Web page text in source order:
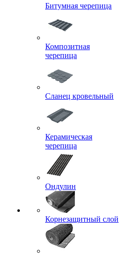
Битумная черепица
Композитная
черепица
Сланец кровельный
Керамическая
черепица
Ондулин
Корнезащитный слой